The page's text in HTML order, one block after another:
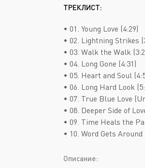
Doom
Folk
Gothic
Groove
Heavy
ТРЕКЛИСТ:
• 01. Young Love (4:29)
• 02. Lightning Strikes
• 03. Walk the Walk
• 04. Long Gone (4:31)
• 05. Heart and Soul
• 06. Long Hard Look
• 07. True Blue Love
• 08. Deeper Side of
• 09. Time Heals the
• 10. Word Gets Around
Описание: